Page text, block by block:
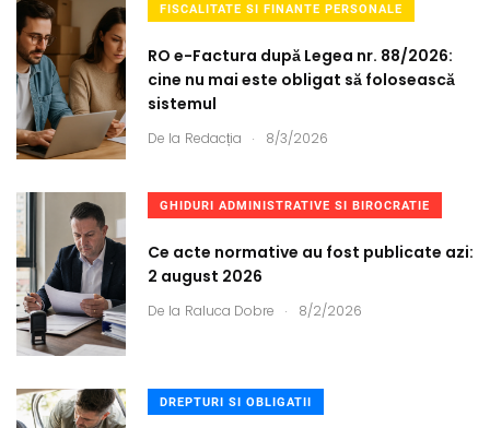
FISCALITATE SI FINANTE PERSONALE
RO e-Factura după Legea nr. 88/2026:
cine nu mai este obligat să folosească
sistemul
De la Redacția . 8/3/2026
GHIDURI ADMINISTRATIVE SI BIROCRATIE
Ce acte normative au fost publicate azi:
2 august 2026
De la Raluca Dobre . 8/2/2026
DREPTURI SI OBLIGATII